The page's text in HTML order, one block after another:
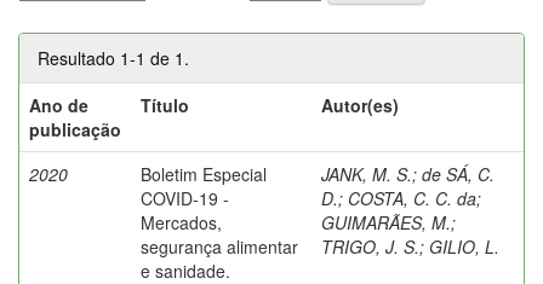
Resultado 1-1 de 1.
Ano de
publicação
Título Autor(es)
2020
Boletim Especial
COVID-19 -
Mercados,
segurança alimentar
e sanidade.
JANK, M. S.; de SÁ, C.
D.; COSTA, C. C. da;
GUIMARÃES, M.;
TRIGO, J. S.; GILIO, L.